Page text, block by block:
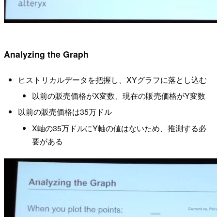
Analyzing the Graph
ヒストリカルデータを把握し、XYグラフに落とし込む
以前の販売価格がX変数、現在の販売価格がY変数
以前の販売価格は35万ドル
X軸の35万ドルにY軸の値はないため、推測する必
要がある